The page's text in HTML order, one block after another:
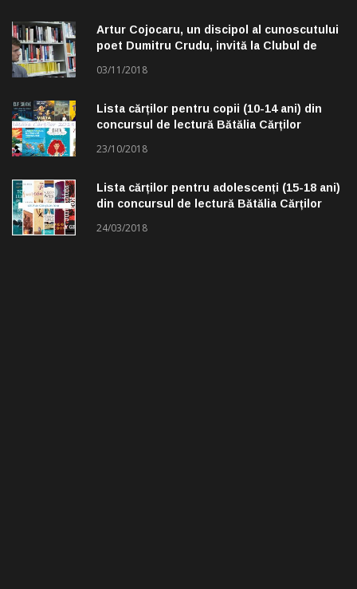
Artur Cojocaru, un discipol al cunoscutului
poet Dumitru Crudu, invită la Clubul de
03/11/2018
Lista cărților pentru copii (10-14 ani) din
concursul de lectură Bătălia Cărților
23/10/2018
Lista cărților pentru adolescenți (15-18 ani)
din concursul de lectură Bătălia Cărților
24/03/2018